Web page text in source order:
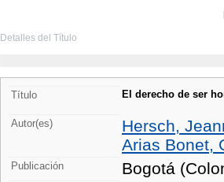
Detalles del Título
Título El derecho de ser
Autor(es)
Hersch,
Arias Bonet,
Publicación Bogotá